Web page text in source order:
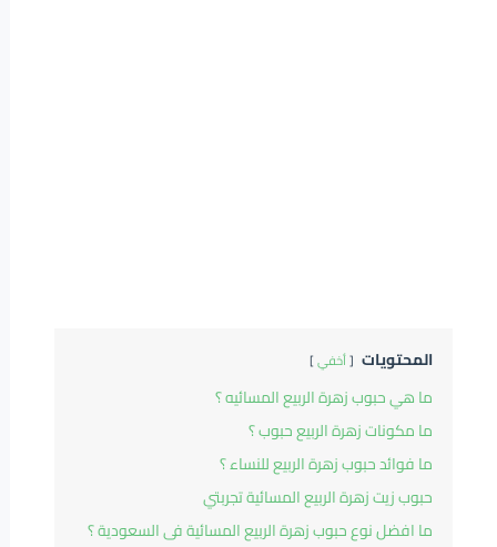
المحتويات أخفي
ما هي حبوب زهرة الربيع المسائيه ؟
ما مكونات زهرة الربيع حبوب ؟
ما فوائد حبوب زهرة الربيع للنساء ؟
حبوب زيت زهرة الربيع المسائية تجربتي
ما افضل نوع حبوب زهرة الربيع المسائية فى السعودية ؟